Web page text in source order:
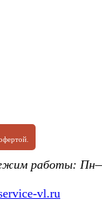
работы:
vl.ru